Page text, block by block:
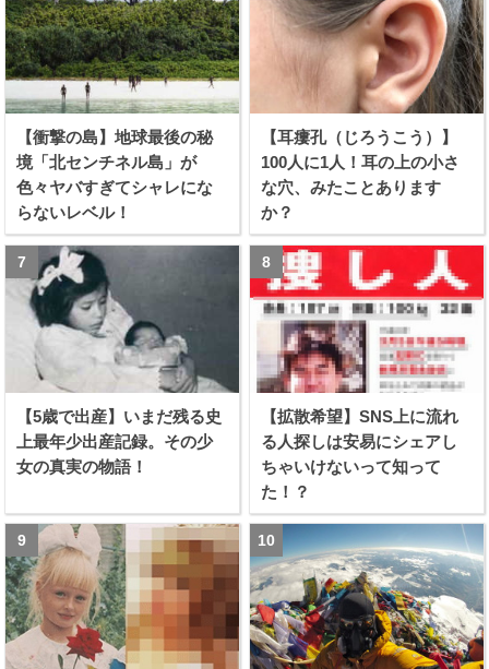
【衝撃の島】地球最後の秘
境「北センチネル島」が
色々ヤバすぎてシャレにな
らないレベル！
【耳瘻孔（じろうこう）】
100人に1人！耳の上の小さ
な穴、みたことあります
か？
【5歳で出産】いまだ残る史
上最年少出産記録。その少
女の真実の物語！
【拡散希望】SNS上に流れ
る人探しは安易にシェアし
ちゃいけないって知って
た！？